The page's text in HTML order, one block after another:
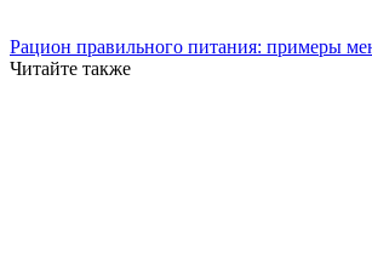
Рацион правильного питания: примеры
Читайте также